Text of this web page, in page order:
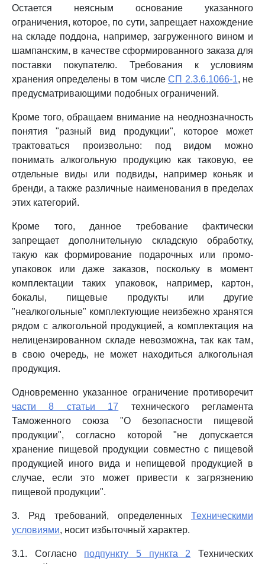
Остается неясным основание указанного
ограничения, которое, по сути, запрещает нахождение
на складе поддона, например, загруженного вином и
шампанским, в качестве сформированного заказа для
поставки покупателю. Требования к условиям
хранения определены в том числеСП 2.3.6.1066-1, не
предусматривающими подобных ограничений.
Кроме того, обращаем внимание на неоднозначность
понятия "разный вид продукции", которое может
трактоваться произвольно: под видом можно
понимать алкогольную продукцию как таковую, ее
отдельные виды или подвиды, например коньяк и
бренди, а также различные наименования в пределах
этих категорий.
Кроме того, данное требование фактически
запрещает дополнительную складскую обработку,
такую как формирование подарочных или промо-
упаковок или даже заказов, поскольку в момент
комплектации таких упаковок, например, картон,
бокалы, пищевые продукты или другие
"неалкогольные" комплектующие неизбежно хранятся
рядом с алкогольной продукцией, а комплектация на
нелицензированном складе невозможна, так как там,
в свою очередь, не может находиться алкогольная
продукция.
Одновременно указанное ограничение противоречит
части 8 статьи 17 технического регламента
Таможенного союза "О безопасности пищевой
продукции", согласно которой "не допускается
хранение пищевой продукции совместно с пищевой
продукцией иного вида и непищевой продукцией в
случае, если это может привести к загрязнению
пищевой продукции".
3. Ряд требований, определенных Техническими
условиями, носит избыточный характер.
3.1. Согласно подпункту 5 пункта 2 Технических